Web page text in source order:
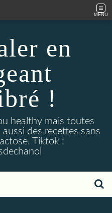
MENU
en
!
healthy mais toutes
des recettes sans
Tiktok :